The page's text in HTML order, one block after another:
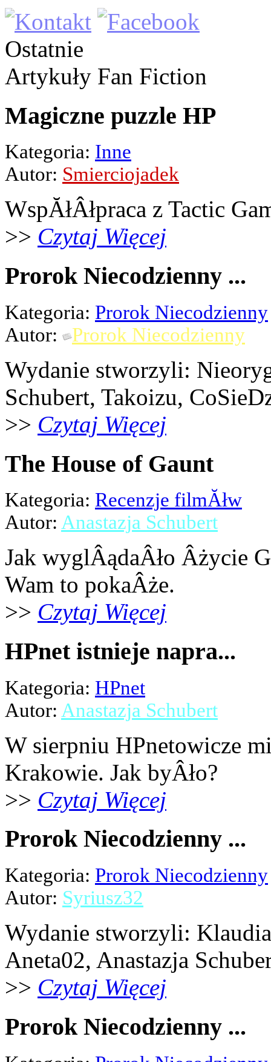
Ostatnie
Artykuły Fan Fiction
Magiczne puzzle HP
Kategoria: Inne
Autor: Smierciojadek
WspĂłÂłpraca z Tactic
>> Czytaj Więcej
Prorok Niecodzienny ...
Kategoria: Prorok Niecodzienny
Autor:
Prorok Niecodzienny
Wydanie stworzyli:
Schubert, Takoizu,
>> Czytaj Więcej
The House of Gaunt
Kategoria: Recenzje filmĂłw
Autor: Anastazja Schubert
Jak wyglÂądaÂło Âżycie
Wam to pokaÂże.
>> Czytaj Więcej
HPnet istnieje napra...
Kategoria: HPnet
Autor: Anastazja Schubert
W sierpniu HPnetowicze
Krakowie. Jak byÂło?
>> Czytaj Więcej
Prorok Niecodzienny ...
Kategoria: Prorok Niecodzienny
Autor: Syriusz32
Wydanie stworzyli:
Aneta02, Anastazja
>> Czytaj Więcej
Prorok Niecodzienny ...